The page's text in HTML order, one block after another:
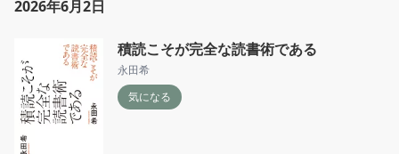
2026年6月2日
積読こそが完全な読書術である
永田希
気になる